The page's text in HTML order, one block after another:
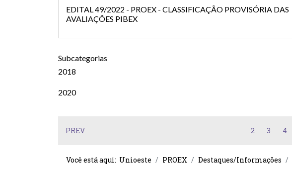
EDITAL 49/2022 - PROEX - CLASSIFICAÇÃO PROVISÓRIA DAS
AVALIAÇÕES PIBEX
Subcategorias
2018
2020
PREV 2 3 4
Você está aqui: Unioeste PROEX Destaques/Informações